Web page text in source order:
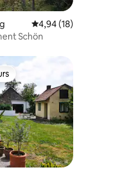
Note moyenne de
4,94 (18)
Schön